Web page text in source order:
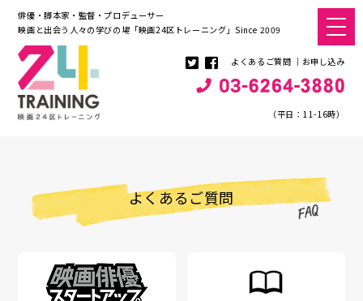
俳優・脚本家・監督・プロデューサー
映画と出会う人々の学びの場「映画24区トレーニング」Since 2009
よくあるご質問 お申し込み
（平日：11-16時）
よくあるご質問